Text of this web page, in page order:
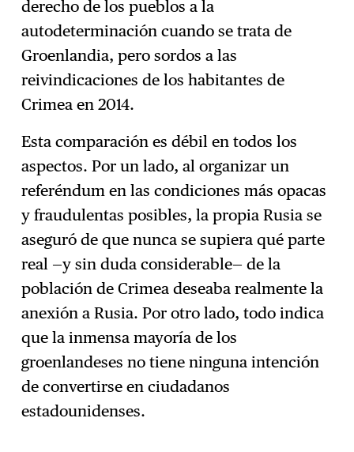
derecho de los pueblos a la
autodeterminación cuando se trata de
Groenlandia, pero sordos a las
reivindicaciones de los habitantes de
Crimea en 2014.
Esta comparación es débil en todos los
aspectos. Por un lado, al organizar un
referéndum en las condiciones más opacas
y fraudulentas posibles, la propia Rusia se
aseguró de que nunca se supiera qué parte
real —y sin duda considerable— de la
población de Crimea deseaba realmente la
anexión a Rusia. Por otro lado, todo indica
que la inmensa mayoría de los
groenlandeses no tiene ninguna intención
de convertirse en ciudadanos
estadounidenses.